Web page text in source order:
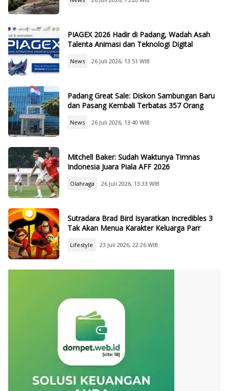
PIAGEX 2026 Hadir di Padang, Wadah Asah
Talenta Animasi dan Teknologi Digital
News 26 Juli 2026, 13:51 WIB
Padang Great Sale: Diskon Sambungan Baru
dan Pasang Kembali Terbatas 357 Orang
News 26 Juli 2026, 13:40 WIB
Mitchell Baker: Sudah Waktunya Timnas
Indonesia Juara Piala AFF 2026
Olahraga 26 Juli 2026, 13:33 WIB
Sutradara Brad Bird Isyaratkan Incredibles 3
Tak Akan Menua Karakter Keluarga Parr
Lifestyle 23 Juli 2026, 22:26 WIB